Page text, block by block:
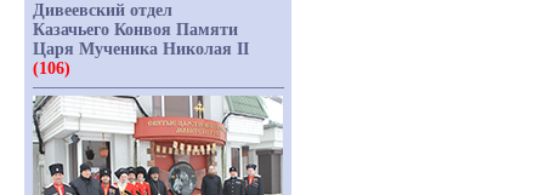
Дивеевский отдел
Казачьего Конвоя Памяти
Царя Мученика Николая II
(106)